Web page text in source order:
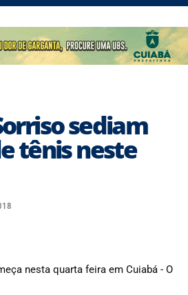
sediam
tênis neste